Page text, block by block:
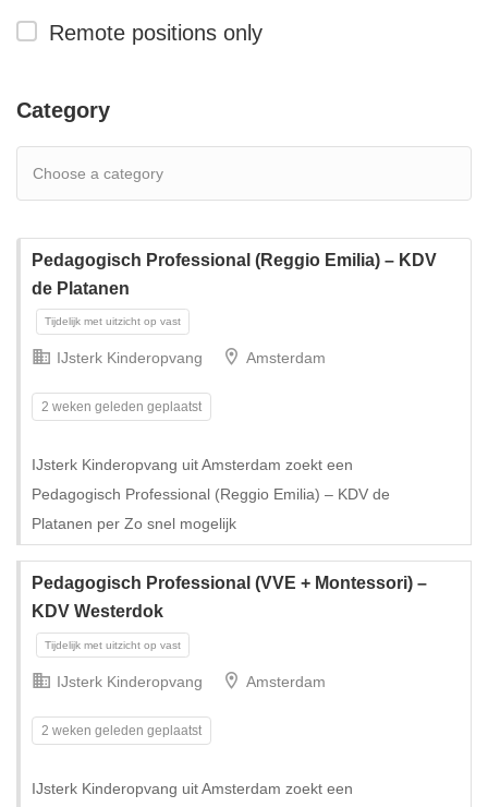
Remote positions only
Category
Pedagogisch Professional (Reggio Emilia) – KDV
de Platanen
Tijdelijk met uitzicht op vast
IJsterk Kinderopvang Amsterdam
2 weken geleden geplaatst
IJsterk Kinderopvang uit Amsterdam zoekt een
Pedagogisch Professional (Reggio Emilia) – KDV de
Platanen per Zo snel mogelijk
Pedagogisch Professional (VVE + Montessori) –
KDV Westerdok
IJsterk Kinderopvang Amsterdam
2 weken geleden geplaatst
IJsterk Kinderopvang uit Amsterdam zoekt een